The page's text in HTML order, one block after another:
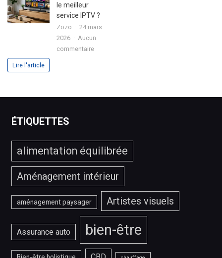
IPTV
le meilleur
service IPTV ?
Zozo
24 mars
2026
Aucun
commentairesur
Lire l'article
ÉTIQUETTES
alimentation équilibrée
Aménagement intérieur
aménagement paysager Artistes visuels
Assurance auto bien-être